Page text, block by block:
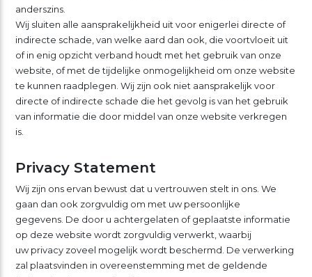
anderszins.
Wij sluiten alle aansprakelijkheid uit voor enigerlei directe of
indirecte schade, van welke aard dan ook, die voortvloeit uit
of in enig opzicht verband houdt met het gebruik van onze
website, of met de tijdelijke onmogelijkheid om onze website
te kunnen raadplegen. Wij zijn ook niet aansprakelijk voor
directe of indirecte schade die het gevolg is van het gebruik
van informatie die door middel van onze website verkregen
is.
Privacy Statement
Wij zijn ons ervan bewust dat u vertrouwen stelt in ons. We
gaan dan ook zorgvuldig om met uw persoonlijke
gegevens. De door u achtergelaten of geplaatste informatie
op deze website wordt zorgvuldig verwerkt, waarbij
uw privacy zoveel mogelijk wordt beschermd. De verwerking
zal plaatsvinden in overeenstemming met de geldende